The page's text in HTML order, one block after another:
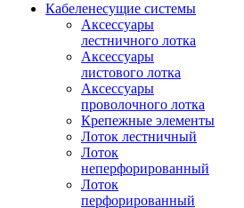
Кабеленесущие системы
Аксессуары
лестничного лотка
Аксессуары
листового лотка
Аксессуары
проволочного лотка
Крепежные элементы
Лоток лестничный
Лоток
неперфорированный
Лоток
перфорированный